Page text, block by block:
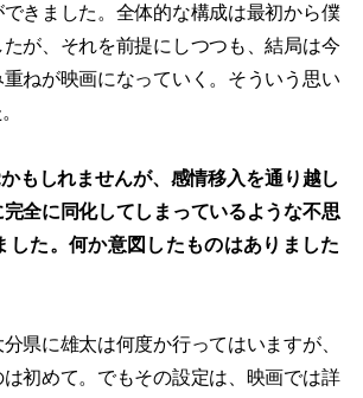
きました。全体的な構成は最初から僕
が、それを前提にしつつも、結局は今
ねが映画になっていく。そういう思い
もしれませんが、感情移入を通り越し
全に同化してしまっているような不思
した。何か意図したものはありました
県に雄太は何度か行ってはいますが、
初めて。でもその設定は、映画では詳